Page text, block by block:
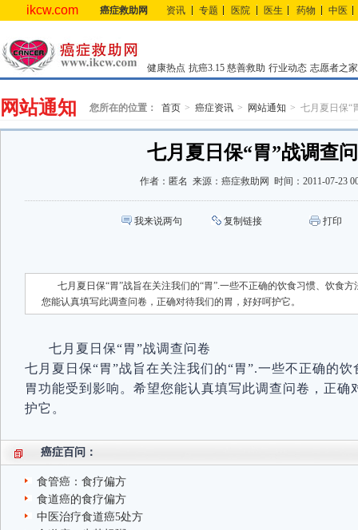
ikcw.com 癌症救助网 资讯 专题 医院 医生 药物 中医
健康热点 抗癌3.15 慈善救助 行业动态 志愿者之家
网站通知 您所在的位置： 首页 癌症资讯 网站通知 七月夏日保“
七月夏日保“胃”战调查
作者： 匿名 来源： 癌症救助网 时间： 2011-07-23
我来说两句 复制链接 打印
七月夏日保“胃”战旨在关注我们的“胃”.一些不正确的饮食习惯、饮食
您能认真填写此调查问卷，正确对待我们的胃，好好呵护它。
七月夏日保“胃”战调查问卷
七月夏日保“胃”战旨在关注我们的“胃”.一些不正确的
胃功能受到影响。希望您能认真填写此调查问卷，正确
护它。
癌症百问：
食管癌：食疗偏方
食道癌的食疗偏方
中医治疗食道癌5处方